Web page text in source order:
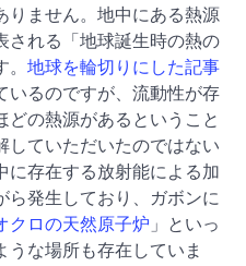
りません。地中にある熱源
される「地球誕生時の熱の
地球を輪切りにした記事
いるのですが、流動性が存
の熱源があるということ
していただいたのではない
に存在する放射能による加
ら発生しており、ガボンに
クロの天然原子炉 」といっ
な場所も存在していま